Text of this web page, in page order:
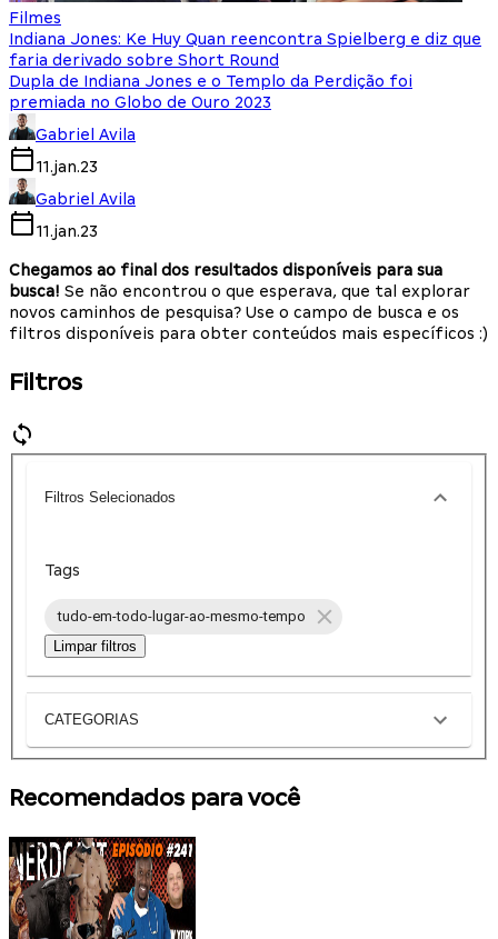
Filmes
Indiana Jones: Ke Huy Quan reencontra Spielberg e diz que
faria derivado sobre Short Round
Dupla de Indiana Jones e o Templo da Perdição foi
premiada no Globo de Ouro 2023
Gabriel Avila
11.jan.23
Gabriel Avila
11.jan.23
Chegamos ao final dos resultados disponíveis para sua
busca! Se não encontrou o que esperava, que tal explorar
novos caminhos de pesquisa? Use o campo de busca e os
filtros disponíveis para obter conteúdos mais específicos :)
Filtros
Filtros Selecionados
Tags
tudo-em-todo-lugar-ao-mesmo-tempo
Limpar filtros
CATEGORIAS
Recomendados para você